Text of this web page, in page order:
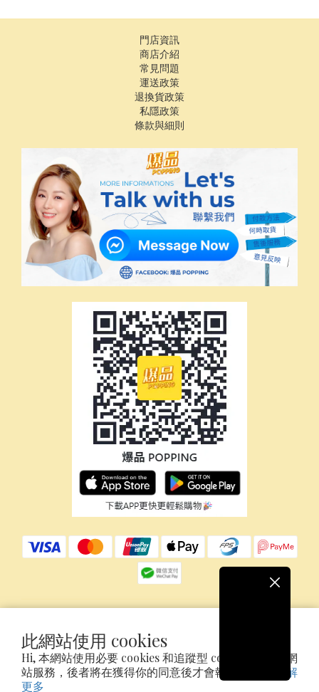
此網站使用 cookies
Hi, 本網站使用必要 cookies 和追蹤型 cookies 以確保網
站服務，後者將在獲得你的同意後才會執行追蹤。
了解
更多
門店資訊
商店介紹
常見問題
運送政策
退換貨政策
私隱政策
條款與細則
Copyright©2026 Ice Power Concept Limited